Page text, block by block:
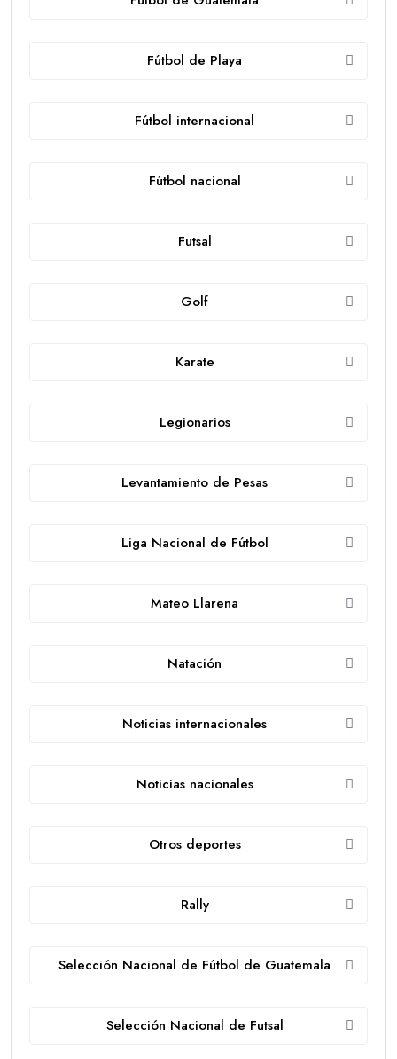
Fútbol de Playa
Fútbol internacional
Fútbol nacional
Futsal
Golf
Karate
Legionarios
Levantamiento de Pesas
Liga Nacional de Fútbol
Mateo Llarena
Natación
Noticias internacionales
Noticias nacionales
Otros deportes
Rally
Selección Nacional de Fútbol de Guatemala
Selección Nacional de Futsal